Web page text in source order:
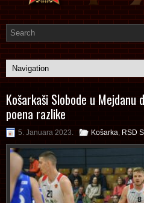
Košarkaši Slobode u Mejdanu
poena razlike
5. Januara 2023. Košarka RSD